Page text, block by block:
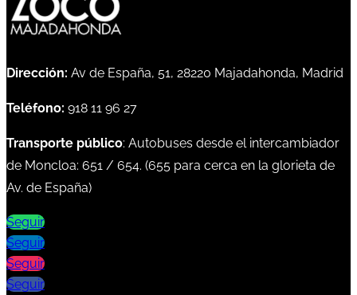
Dirección: Av de España, 51, 28220 Majadahonda, Madrid
Teléfono: 918 11 96 27
Transporte público: Autobuses desde el intercambiador
de Moncloa: 651 / 654. (655 para cerca en la glorieta de
Av. de España)
Seguir
Seguir
Seguir
Seguir